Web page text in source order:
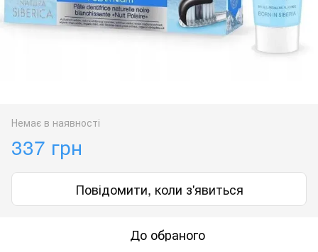
Немає в наявності
337 грн
Повідомити, коли з'явиться
До обраного